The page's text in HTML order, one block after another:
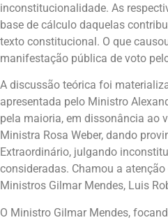
inconstitucionalidade. As
base de cálculo daquelas
texto constitucional. O que
manifestação pública de voto
A discussão teórica foi
apresentada pelo Ministro
pela maioria, em dissonância ao
Ministra Rosa Weber, dando
Extraordinário, julgando
consideradas. Chamou a
Ministros Gilmar Mendes, Luis
O Ministro Gilmar Mendes,